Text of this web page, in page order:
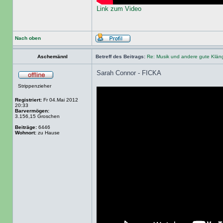
Link zum Video
Nach oben
Aschemännl Betreff des Beitrags: Re: Musik und andere gute
Strippenzieher
Registriert: Fr 04.Mai 2012
20:33
Barvermögen:
3.156,15 Groschen
Beiträge: 6446
Wohnort: zu Hause
Sarah Connor - FICKA